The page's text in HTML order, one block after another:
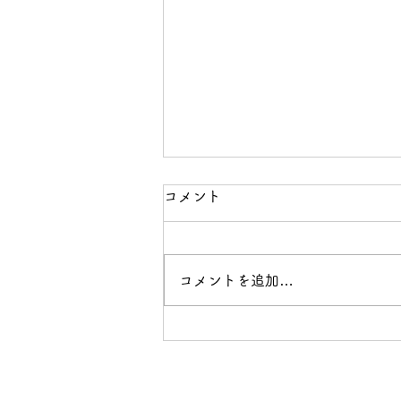
土用丑の日 うなぎご予約承
コメント
コメントを追加…